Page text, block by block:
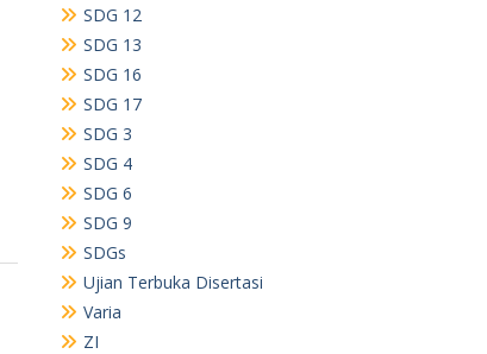
SDG 12
SDG 13
SDG 16
SDG 17
SDG 3
SDG 4
SDG 6
SDG 9
SDGs
Ujian Terbuka Disertasi
Varia
ZI